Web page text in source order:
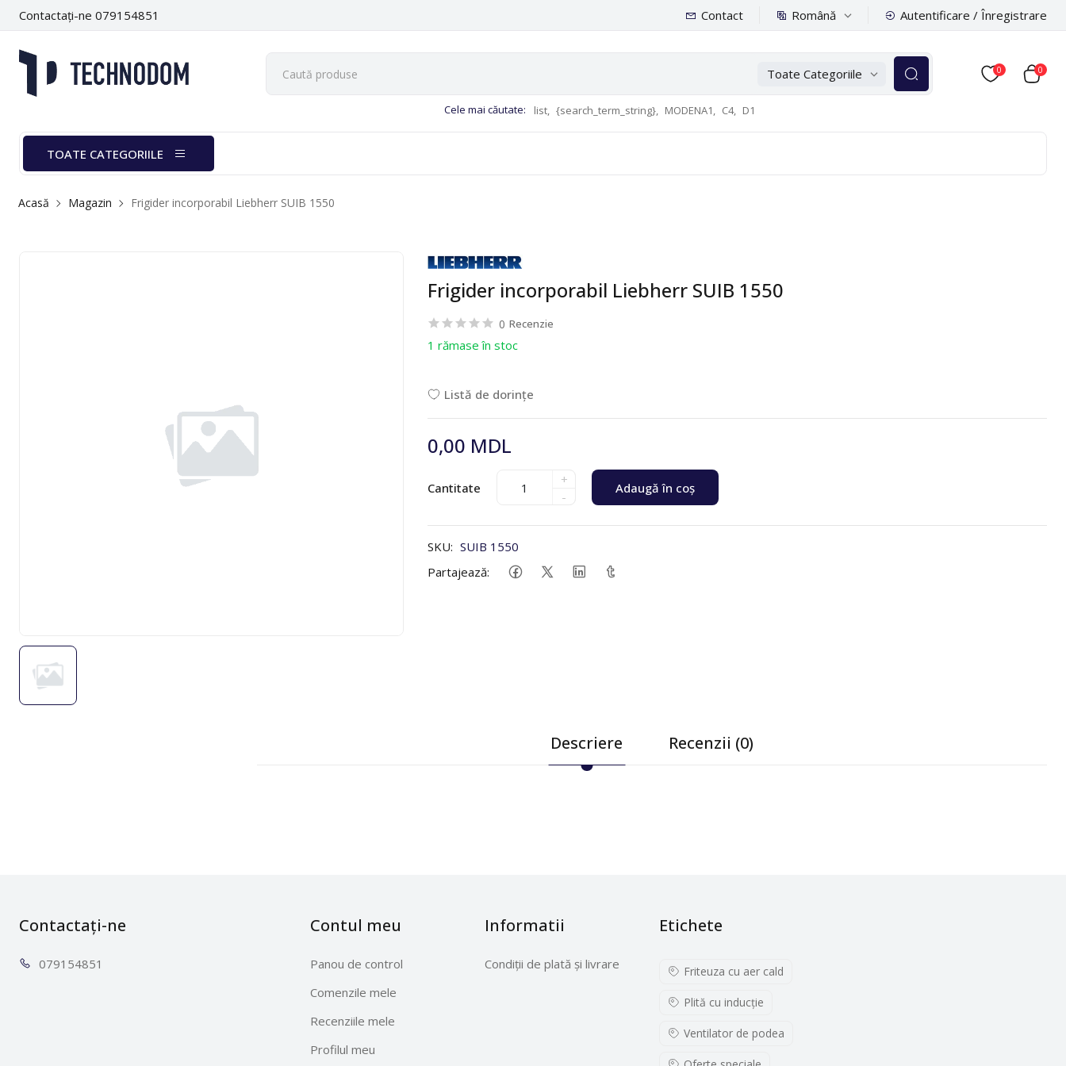
Contactați-ne 079154851 Contact Română Autentificare / Înregistrare
Toate Categoriile
Cele mai căutate: list, {search_term_string}, MODENA1, C4, D1
0 0
TOATE CATEGORIILE
Acasă Magazin Frigider incorporabil Liebherr SUIB 1550
Frigider incorporabil Liebherr SUIB 1550
0 Recenzie
1 rămase în stoc
Listă de dorințe
0,00 MDL
Cantitate
+
-
Adaugă în coș
SKU: SUIB 1550
Partajează:
Descriere Recenzii (0)
Contactați-ne
0791 54851
Contul meu
Panou de control
Comenzile mele
Recenziile mele
Profilul meu
Informatii
Condiții de plată și livrare
Etichete
Friteuza cu aer cald
Plită cu inducţie
Ventilator de podea